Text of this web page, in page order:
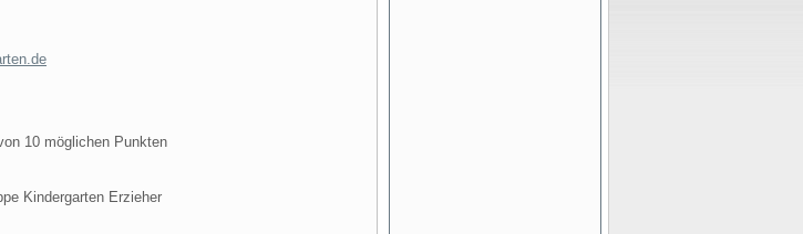
10 möglichen Punkten
Kindergarten Erzieher